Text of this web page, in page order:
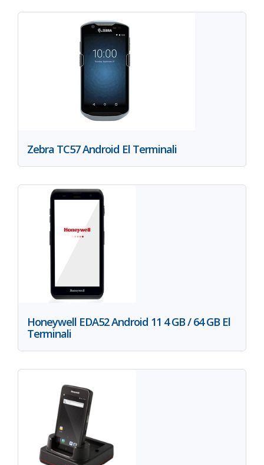
Zebra TC57 Android El Terminali
Honeywell EDA52 Android 11 4 GB / 64 GB El
Terminali